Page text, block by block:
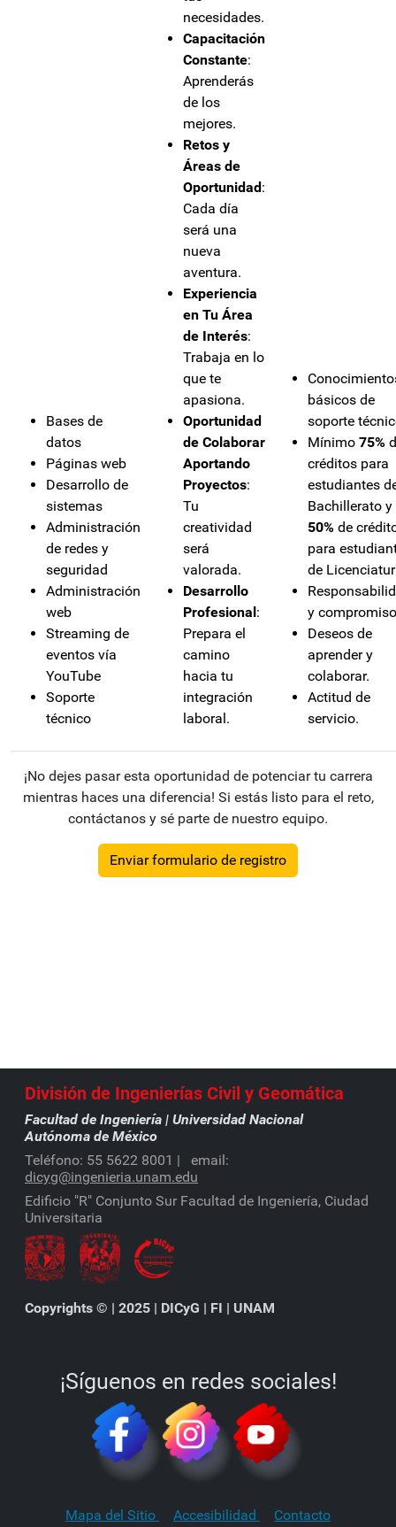
Bases de
datos
Páginas web
Desarrollo de
sistemas
Administración
de redes y
seguridad
Administración
web
Streaming de
eventos vía
YouTube
Soporte
técnico
necesidades.
Capacitación
Constante:
Aprenderás
de los
mejores.
Retos y
Áreas de
Oportunidad:
Cada día
será una
nueva
aventura.
Experiencia
en Tu Área
de Interés:
Trabaja en lo
que te
apasiona.
Oportunidad
de Colaborar
Aportando
Proyectos:
Tu
creatividad
será
valorada.
Desarrollo
Profesional:
Prepara el
camino
hacia tu
integración
laboral.
básicos de
soporte
Mínimo 75%
créditos para
estudiantes
Bachillerato y
50% de
para
de
y
Deseos de
aprender y
colaborar.
Actitud de
servicio.
¡No dejes pasar esta oportunidad de potenciar tu carrera
mientras haces una diferencia! Si estás listo para el reto,
contáctanos y sé parte de nuestro equipo.
Enviar formulario de registro
División de Ingenierías Civil y Geomática
Facultad de Ingeniería | Universidad Nacional
Autónoma de México
Teléfono: 55 5622 8001 | email:
dicyg@ingenieria.unam.edu
Edificio "R" Conjunto Sur Facultad de Ingeniería, Ciudad
Universitaria
Copyrights © | 2025 | DICyG | FI | UNAM
¡Síguenos en redes sociales!
Mapa del Sitio Accesibilidad Contacto